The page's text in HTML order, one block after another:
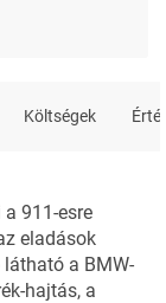
Költségek
911-esre
eladások
a BMW-
hajtás, a